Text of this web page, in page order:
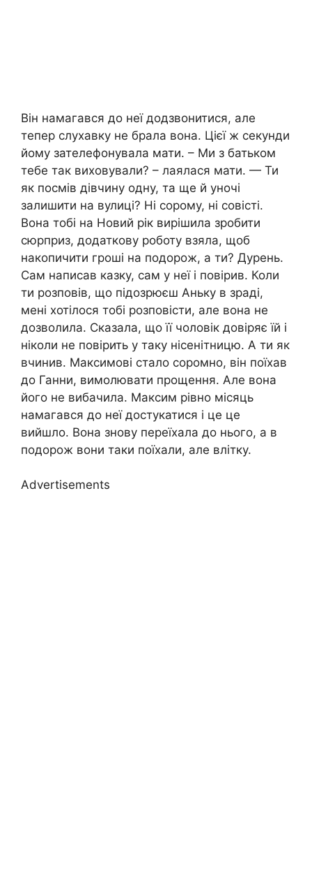
Він намагався до неї додзвонитися, але
тепер слухавку не брала вона. Цієї ж секунди
йому зателефонувала мати. – Ми з батьком
тебе так виховували? – лаялася мати. — Ти
як посмів дівчину одну, та ще й уночі
залишити на вулиці? Ні сорому, ні coвісті.
Вона тобі на Новий рік вирішила зробити
сюрприз, додаткову роботу взяла, щоб
накопичити гроші на подорож, а ти? Дypeнь.
Сам написав казку, сам у неї і повірив. Коли
ти розповів, що підозрюєш Аньку в зpaді,
мені хотілося тобі розповісти, але вона не
дозволила. Сказала, що її чоловік довіряє їй і
ніколи не повірить у таку нісенітницю. А ти як
вчинив. Максимові стало copoмно, він поїхав
до Ганни, вимолювати прощення. Але вона
його не вибачила. Максим рівно місяць
намагався до неї достукатися і це це
вийшло. Вона знову переїхала до нього, а в
подорож вони таки поїхали, але влітку.
Advertisements